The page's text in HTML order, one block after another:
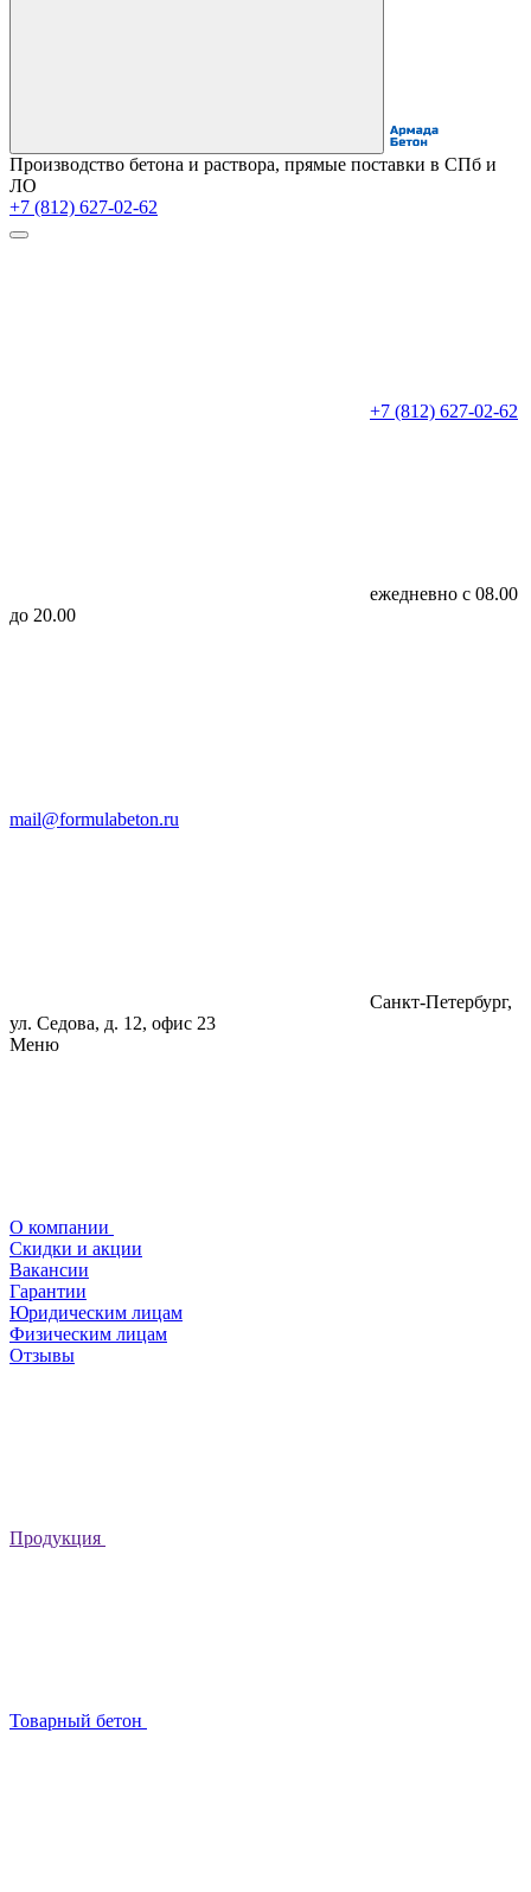
Производство бетона и раствора, прямые поставки в СПб и
ЛО
+7 (812) 627-02-62
+7 (812) 627-02-62
ежедневно с 08.00
до 20.00
mail@formulabeton.ru
Санкт-Петербург,
ул. Седова, д. 12, офис 23
Меню
О компании
Скидки и акции
Вакансии
Гарантии
Юридическим лицам
Физическим лицам
Отзывы
Продукция
Товарный бетон